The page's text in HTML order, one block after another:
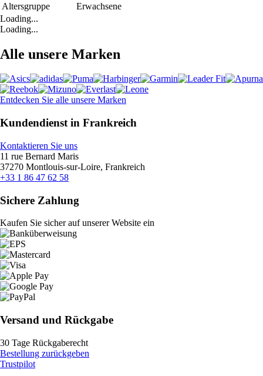
Altersgruppe
Erwachsene
Loading...
Loading...
Alle unsere Marken
Entdecken Sie alle unsere Marken
Kundendienst in Frankreich
Kontaktieren Sie uns
11 rue Bernard Maris
37270 Montlouis-sur-Loire, Frankreich
+33 1 86 47 62 58
Sichere Zahlung
Kaufen Sie sicher auf unserer Website ein
Versand und Rückgabe
30 Tage Rückgaberecht
Bestellung zurückgeben
Trustpilot